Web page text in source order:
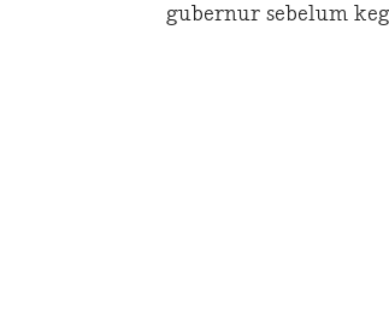
gubernur sebelum